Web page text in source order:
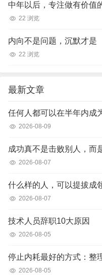
中年以后，专注做有价值
22 浏览
内向不是问题，沉默才是
22 浏览
最新文章
任何人都可以在半年内成
2026-08-09
成功真不是击败别人，而
2026-08-07
什么样的人，可以提拔成
2026-08-07
技术人员辞职10大原因
2026-08-05
停止内耗最好的方式：整
2026-08-05